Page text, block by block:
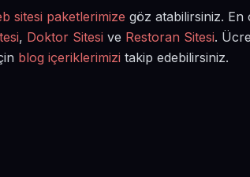
sitesi paketlerimize göz atabilirsiniz. En
, Doktor Sitesi ve Restoran Sitesi.
blog içeriklerimizi takip edebilirsiniz.